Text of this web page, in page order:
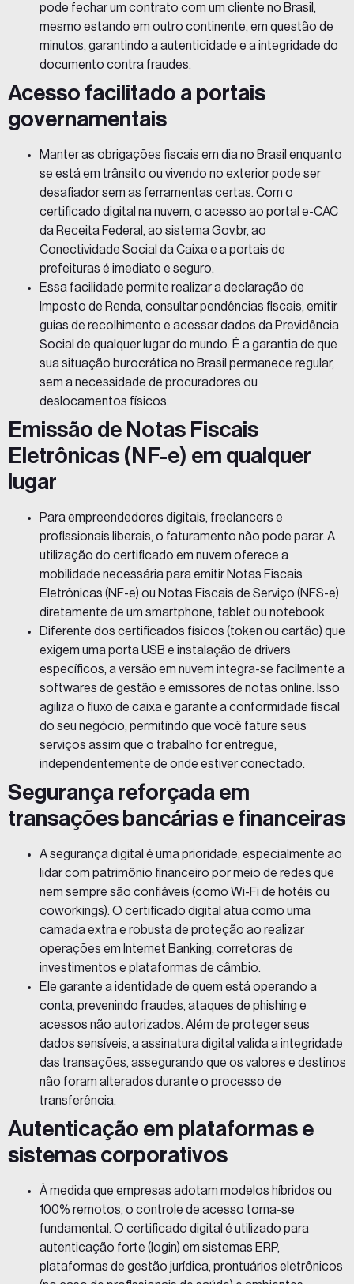
pode fechar um contrato com um cliente no Brasil,
mesmo estando em outro continente, em questão de
minutos, garantindo a autenticidade e a integridade do
documento contra fraudes.
Acesso facilitado a portais
governamentais
Manter as obrigações fiscais em dia no Brasil enquanto
se está em trânsito ou vivendo no exterior pode ser
desafiador sem as ferramentas certas. Com o
certificado digital na nuvem, o acesso ao portal e-CAC
da Receita Federal , ao sistema Gov.br, ao
Conectividade Social daCaixae a portais de
prefeituras é imediato e seguro.
Essa facilidade permite realizar a declaração de
Imposto de Renda, consultar pendências fiscais, emitir
guias de recolhimento e acessar dados da Previdência
Social de qualquer lugar do mundo. É a garantia de que
sua situação burocrática no Brasil permanece regular,
sem a necessidade de procuradores ou
deslocamentos físicos.
Emissão de Notas Fiscais
Eletrônicas (NF-e) em qualquer
lugar
Para empreendedores digitais, freelancers e
profissionais liberais, o faturamento não pode parar. A
utilização do certificado em nuvem oferece a
mobilidade necessária para emitir Notas Fiscais
Eletrônicas (NF-e) ou Notas Fiscais de Serviço (NFS-e)
diretamente de um smartphone, tablet ou notebook.
Diferente dos certificados físicos (token ou cartão) que
exigem uma porta USB e instalação de drivers
específicos, a versão em nuvem integra-se facilmente a
softwares de gestão e emissores de notas online. Isso
agiliza o fluxo de caixa e garante a conformidade fiscal
do seu negócio, permitindo que você fature seus
serviços assim que o trabalho for entregue,
independentemente de onde estiver conectado.
Segurança reforçada em
transações bancárias e financeiras
A segurança digital é uma prioridade, especialmente ao
lidar com patrimônio financeiro por meio de redes que
nem sempre são confiáveis (como Wi-Fi de hotéis ou
coworkings). O certificado digital atua como uma
camada extra e robusta de proteção ao realizar
operações em Internet Banking, corretoras de
investimentos e plataformas de câmbio.
Ele garante a identidade de quem está operando a
conta, prevenindo fraudes, ataques de phishing e
acessos não autorizados. Além de proteger seus
dados sensíveis, a assinatura digital valida a integridade
das transações, assegurando que os valores e destinos
não foram alterados durante o processo de
transferência.
Autenticação em plataformas e
sistemas corporativos
À medida que empresas adotam modelos híbridos ou
100% remotos, o controle de acesso torna-se
fundamental. O certificado digital é utilizado para
autenticação forte (login) em sistemas ERP,
plataformas de gestão jurídica, prontuários eletrônicos